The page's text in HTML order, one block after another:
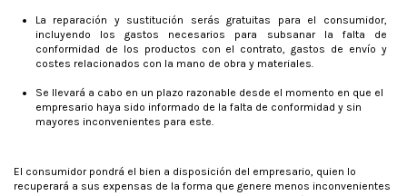
La reparación y sustitución serás gratuitas para el consumidor,
incluyendo los gastos necesarios para subsanar la falta de
conformidad de los productos con el contrato, gastos de envío y
costes relacionados con la mano de obra y materiales.
Se llevará a cabo en un plazo razonable desde el momento en que el
empresario haya sido informado de la falta de conformidad y sin
mayores inconvenientes para este.
El consumidor pondrá el bien a disposición del empresario, quien lo
recuperará a sus expensas de la forma que genere menos inconvenientes